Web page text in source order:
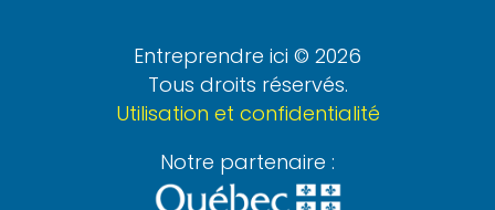
Entreprendre ici © 2026
Tous droits réservés.
Utilisation et confidentialité
Notre partenaire :